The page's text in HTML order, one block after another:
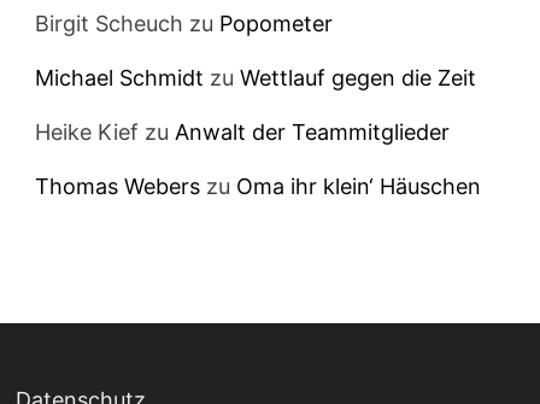
Birgit Scheuch zu Popometer
Michael Schmidt zuWettlauf gegen die Zeit
Heike Kief zuAnwalt der Teammitglieder
Thomas Webers zu Oma ihr klein‘ Häuschen